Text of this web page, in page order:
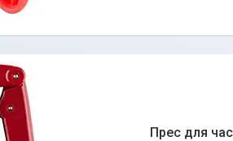
Прес для